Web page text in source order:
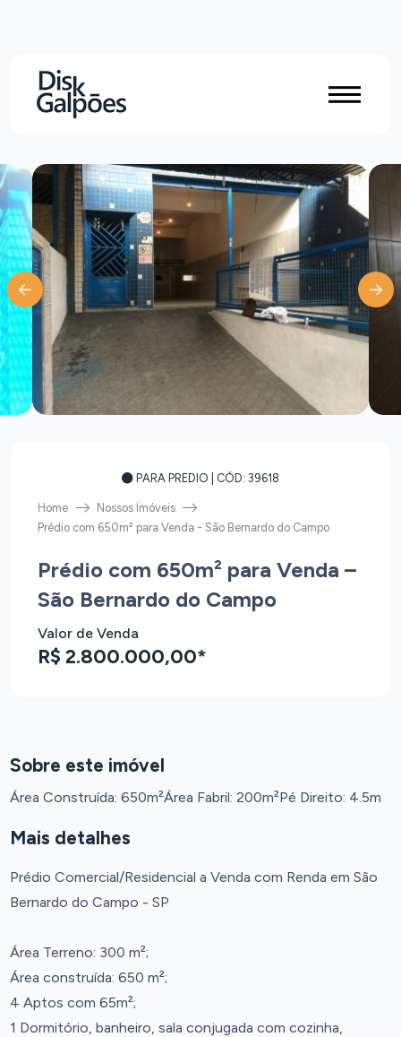
PARA PREDIO | CÓD: 39618
Home
Nossos Imóveis
Prédio com 650m² para Venda - São Bernardo do Campo
Prédio com 650m² para Venda –
São Bernardo do Campo
Valor de Venda
R$ 2.800.000,00*
Sobre este imóvel
Área Construída: 650m²Área Fabril: 200m²Pé Direito: 4.5m
Mais detalhes
Prédio Comercial/Residencial a Venda com Renda em São
Bernardo do Campo - SP
Área Terreno: 300 m²;
Área construída: 650 m²;
4 Aptos com 65m²;
1 Dormitório, banheiro, sala conjugada com cozinha,